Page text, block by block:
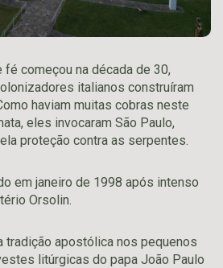
começou na década de 30,
italianos construíram
haviam muitas cobras neste
eles invocaram São Paulo,
proteção contra as serpentes.
em janeiro de 1998 após intenso
Orsolin.
tradição apostólica nos pequenos
litúrgicas do papa João Paulo